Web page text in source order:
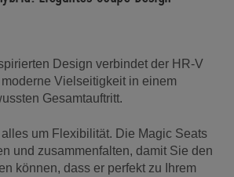
Design verbindet der HR-V
Vielseitigkeit in einem
Gesamtauftritt.
alles um Flexibilität. Die Magic Seats
und zusammenfalten, damit Sie den
können, dass er perfekt zu Ihrem